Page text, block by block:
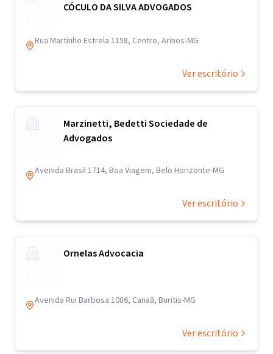
CÓCULO DA SILVA ADVOGADOS
Rua Martinho Estrela 1158, Centro, Arinos-MG
Ver escritório
Marzinetti, Bedetti Sociedade de
Advogados
Avenida Brasil 1714, Boa Viagem, Belo Horizonte-MG
Ver escritório
Ornelas Advocacia
Avenida Rui Barbosa 1086, Canaã, Buritis-MG
Ver escritório